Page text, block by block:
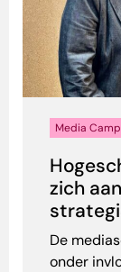
Media
zich
De
onder